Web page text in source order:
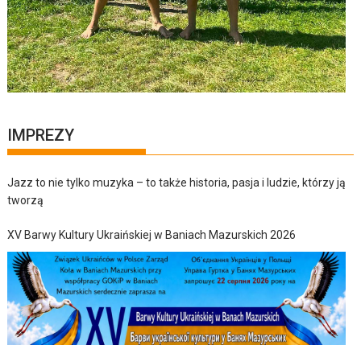
IMPREZY
Jazz to nie tylko muzyka – to także historia, pasja i ludzie, którzy ją
tworzą
XV Barwy Kultury Ukraińskiej w Baniach Mazurskich 2026